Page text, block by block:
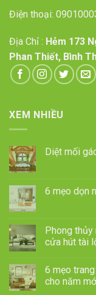
Điện thoại:
Địa Chỉ : Hẻm 173
Phan Thiết, Bình
XEM NHIỀU
Diệt mối
6 mẹo dọn
Phong thủy
cửa hút tài
6 mẹo
cho năm